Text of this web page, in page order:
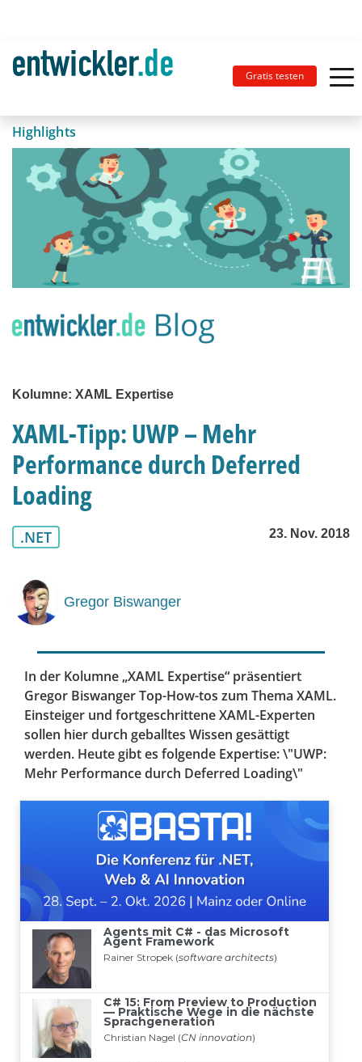
Gratis testen
Highlights
Kolumne: XAML Expertise
XAML-Tipp: UWP – Mehr
Performance durch Deferred
Loading
.NET 23. Nov. 2018
Gregor Biswanger
In der Kolumne „XAML Expertise“ präsentiert
Gregor Biswanger Top-How-tos zum Thema XAML.
Einsteiger und fortgeschrittene XAML-Experten
sollen hier durch geballtes Wissen gesättigt
werden. Heute gibt es folgende Expertise: \"UWP:
Mehr Performance durch Deferred Loading\"